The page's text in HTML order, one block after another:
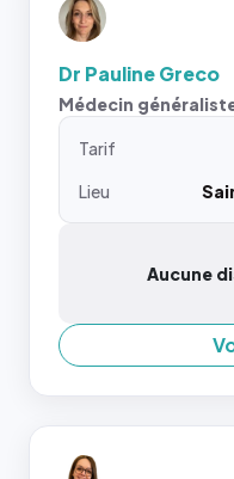
Dr Pauline Greco
Médecin
Tarif
Lieu
Aucune